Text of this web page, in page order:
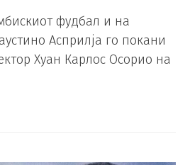
фудбал и на
Асприлја го покани
Хуан Карлос Осорио на